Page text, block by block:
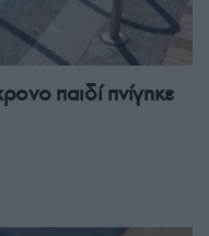
παιδί πνίγηκε